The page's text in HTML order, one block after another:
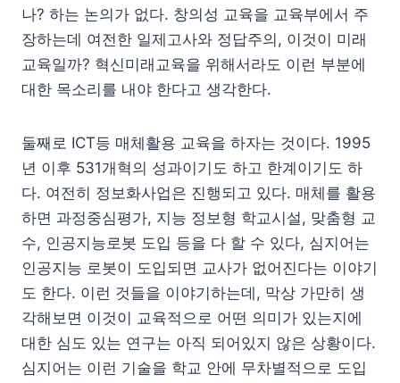
나? 하는 논의가 없다. 창의성 교육을 교육부에서 주
장하는데 여전한 일제고사와 정답주의, 이것이 미래
교육일까? 혁신미래교육을 위해서라도 이런 부분에
대한 목소리를 내야 한다고 생각한다.
둘째로 ICT등 매체활용 교육을 하자는 것이다. 1995
년 이후 531개혁의 성과이기도 하고 한계이기도 하
다. 여전히 정보화사업은 진행되고 있다. 매체를 활용
하면 과정중심평가, 지능 정보형 학교시설, 맞춤형 교
수, 인공지능로봇 도입 등을 다 할 수 있다, 심지어는
인공지능 로봇이 도입되면 교사가 없어진다는 이야기
도 한다. 이런 것들을 이야기하는데, 막상 가만히 생
각해보면 이것이 교육적으로 어떤 의미가 있는지에
대한 심도 있는 연구는 아직 되어있지 않은 상황이다.
심지어는 이런 기술을 학교 안에 무차별적으로 도입